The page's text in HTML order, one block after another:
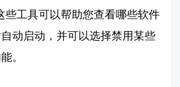
些工具可以帮助您查看哪些软件
动启动，并可以选择禁用某些
。